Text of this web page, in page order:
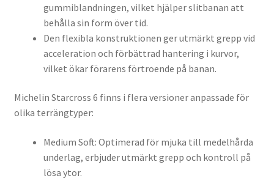
gummiblandningen, vilket hjälper slitbanan att
behålla sin form över tid.
Den flexibla konstruktionen ger utmärkt grepp vid
acceleration och förbättrad hantering i kurvor,
vilket ökar förarens förtroende på banan.
Michelin Starcross 6 finns i flera versioner anpassade för
olika terrängtyper:
Medium Soft: Optimerad för mjuka till medelhårda
underlag, erbjuder utmärkt grepp och kontroll på
lösa ytor.